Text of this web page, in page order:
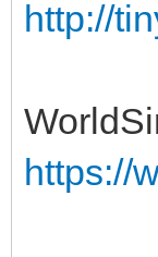
http://
https://